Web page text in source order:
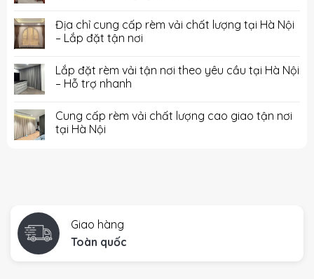
Địa chỉ cung cấp rèm vải chất lượng tại Hà Nội
– Lắp đặt tận nơi
Lắp đặt rèm vải tận nơi theo yêu cầu tại Hà Nội
– Hỗ trợ nhanh
Cung cấp rèm vải chất lượng cao giao tận nơi
tại Hà Nội
Giao hàng
Toàn quốc